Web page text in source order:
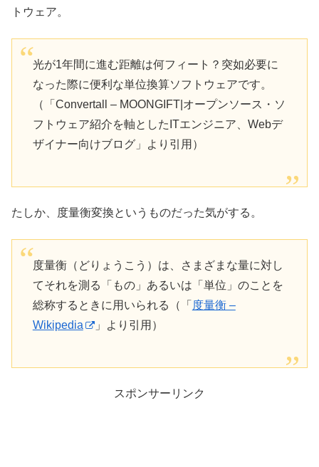
トウェア。
光が1年間に進む距離は何フィート？突如必要に
なった際に便利な単位換算ソフトウェアです。
（「Convertall – MOONGIFT|オープンソース・ソ
フトウェア紹介を軸としたITエンジニア、Webデ
ザイナー向けブログ」より引用）
たしか、度量衡変換というものだった気がする。
度量衡（どりょうこう）は、さまざまな量に対し
てそれを測る「もの」あるいは「単位」のことを
総称するときに用いられる（「 度量衡 –
Wikipedia
」より引用）
スポンサーリンク